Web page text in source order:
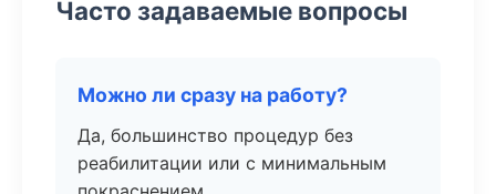
Часто задаваемые вопросы
Можно ли сразу на работу?
Да, большинство процедур без
реабилитации или с минимальным